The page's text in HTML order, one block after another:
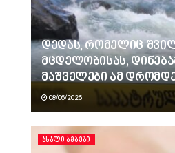
დედას, რომელიც
მცდელობისას,
მაშველები ამ დრომდე
08/06/2026
ᲐᲮᲐᲚᲘ ᲐᲛᲑᲔᲑᲘ